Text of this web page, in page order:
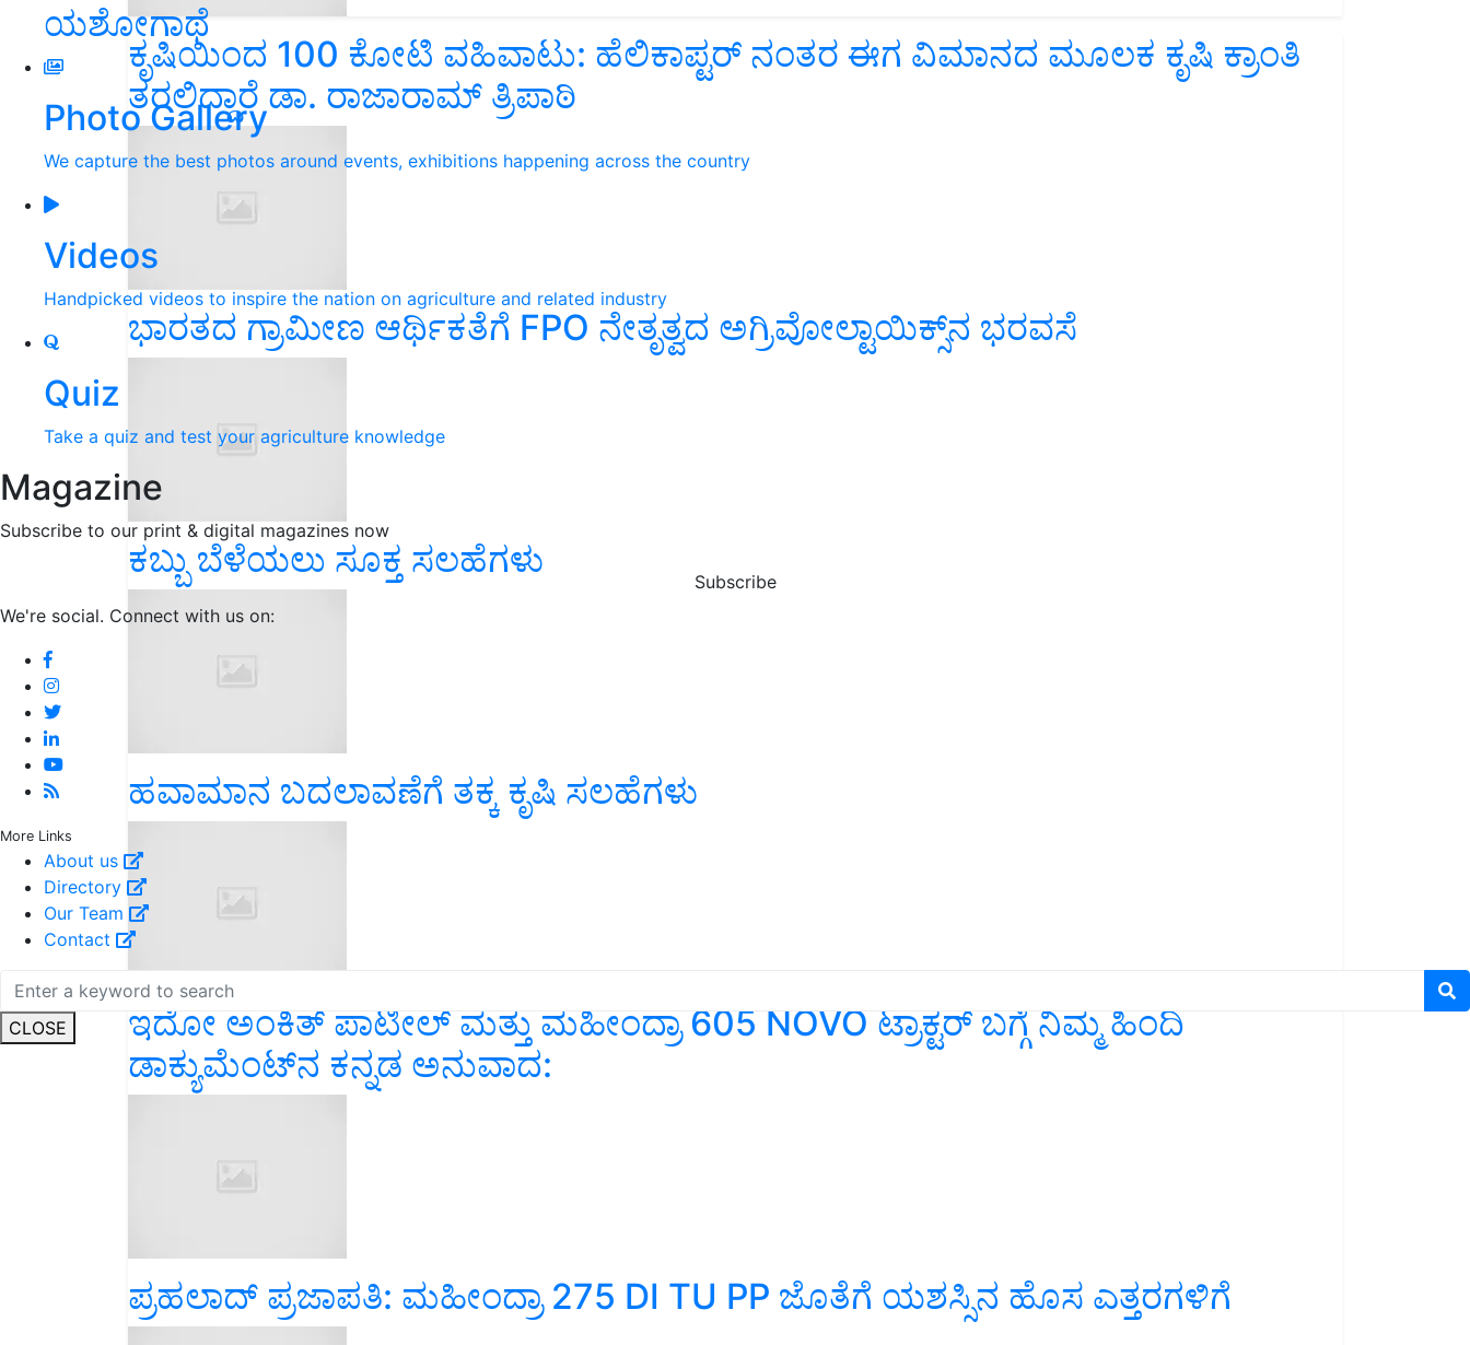
ಯಶೋಗಾಥೆ
Photo Gallery
We capture the best photos around events, exhibitions happening across the country
Videos
Handpicked videos to inspire the nation on agriculture and related industry
Quiz
Take a quiz and test your agriculture knowledge
Magazine
Subscribe to our print & digital magazines now
Subscribe
We're social. Connect with us on:
More Links
About us
Directory
Our Team
Contact
CLOSE
ಕೃಷಿಯಿಂದ 100 ಕೋಟಿ ವಹಿವಾಟು: ಹೆಲಿಕಾಪ್ಟರ್ ನಂತರ ಈಗ ವಿಮಾನದ ಮೂಲಕ ಕೃಷಿ ಕ್ರಾಂತಿ
ತರಲಿದ್ದಾರೆ ಡಾ. ರಾಜಾರಾಮ್ ತ್ರಿಪಾಠಿ
ಭಾರತದ ಗ್ರಾಮೀಣ ಆರ್ಥಿಕತೆಗೆ FPO ನೇತೃತ್ವದ ಅಗ್ರಿವೋಲ್ಟಾಯಿಕ್ಸ್‌ನ ಭರವಸೆ
ಕಬ್ಬು ಬೆಳೆಯಲು ಸೂಕ್ತ ಸಲಹೆಗಳು
ಹವಾಮಾನ ಬದಲಾವಣೆಗೆ ತಕ್ಕ ಕೃಷಿ ಸಲಹೆಗಳು
ಇದೋ ಅಂಕಿತ್ ಪಾಟೀಲ್ ಮತ್ತು ಮಹೀಂದ್ರಾ 605 NOVO ಟ್ರಾಕ್ಟರ್ ಬಗ್ಗೆ ನಿಮ್ಮ ಹಿಂದಿ
ಡಾಕ್ಯುಮೆಂಟ್‌ನ ಕನ್ನಡ ಅನುವಾದ:
ಪ್ರಹಲಾದ್ ಪ್ರಜಾಪತಿ: ಮಹೀಂದ್ರಾ 275 DI TU PP ಜೊತೆಗೆ ಯಶಸ್ಸಿನ ಹೊಸ ಎತ್ತರಗಳಿಗೆ